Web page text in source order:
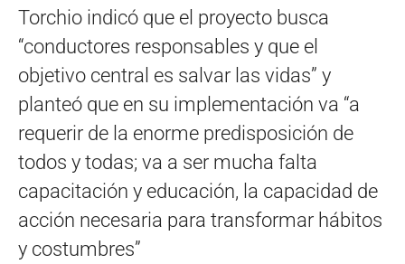
Torchio indicó que el proyecto busca
“conductores responsables y que el
objetivo central es salvar las vidas” y
planteó que en su implementación va “a
requerir de la enorme predisposición de
todos y todas; va a ser mucha falta
capacitación y educación, la capacidad de
acción necesaria para transformar hábitos
y costumbres”